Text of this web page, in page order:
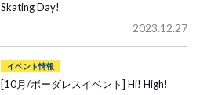
Skating Day!
2023.12.27
イベント情報
[10月/ボーダレスイベント] Hi! High!